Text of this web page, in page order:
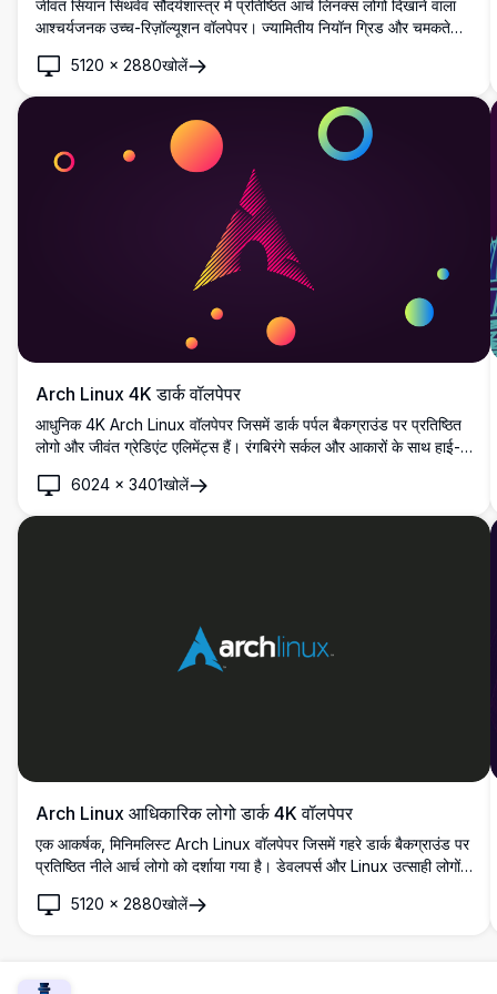
जीवंत सियान सिंथवेव सौंदर्यशास्त्र में प्रतिष्ठित आर्च लिनक्स लोगो दिखाने वाला
आश्चर्यजनक उच्च-रिज़ॉल्यूशन वॉलपेपर। ज्यामितीय नियॉन ग्रिड और चमकते
डिज़ाइन और ओपन-सोर्स कंप्यूटिंग संस्कृति का एक आदर्श मिश्रण बनाती है।
5120 × 2880खोलें
Arch Linux 4K डार्क वॉलपेपर
आधुनिक 4K Arch Linux वॉलपेपर जिसमें डार्क पर्पल बैकग्राउंड पर प्रतिष्ठित
लोगो और जीवंत ग्रेडिएंट एलिमेंट्स हैं। रंगबिरंगे सर्कल और आकारों के साथ हाई-
सही। 6024 × 3401खोलें
Arch Linux आधिकारिक लोगो डार्क 4K वॉलपेपर
एक आकर्षक, मिनिमलिस्ट Arch Linux वॉलपेपर जिसमें गहरे डार्क बैकग्राउंड पर
प्रतिष्ठित नीले आर्च लोगो को दर्शाया गया है। डेवलपर्स और Linux उत्साही लोगों
5120 × 2880खोलें